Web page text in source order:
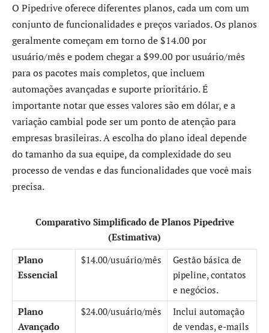
O Pipedrive oferece diferentes planos, cada um com um
conjunto de funcionalidades e preços variados. Os planos
geralmente começam em torno de $14.00 por
usuário/mês e podem chegar a $99.00 por usuário/mês
para os pacotes mais completos, que incluem
automações avançadas e suporte prioritário. É
importante notar que esses valores são em dólar, e a
variação cambial pode ser um ponto de atenção para
empresas brasileiras. A escolha do plano ideal depende
do tamanho da sua equipe, da complexidade do seu
processo de vendas e das funcionalidades que você mais
precisa.
Comparativo Simplificado de Planos Pipedrive
(Estimativa)
Plano
Essencial
$14.00/usuário/mês
Gestão básica de
pipeline, contatos
e negócios.
Plano
Avançado
$24.00/usuário/mês
Inclui automação
de vendas, e-mails